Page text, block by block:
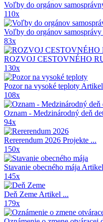
Voľby do orgánov
110x
Voľby do orgánov
83x
ROZVOJ CESTOVNÉHO
130x
Pozor na vysoké teploty
108x
Oznam - Medzinárodný deň
94x
Rererendum 2026 Projekte ...
150x
Stavanie obecného mája
145x
Deň Zeme Artikel ...
179x